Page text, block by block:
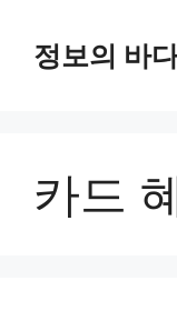
정보의 바
카드